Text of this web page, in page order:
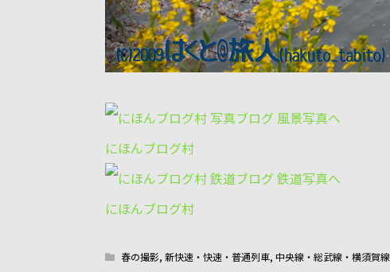
にほんブログ村
にほんブログ村
春の撮影, 新快速・快速・普通列車, 中央線・総武線・横須賀線